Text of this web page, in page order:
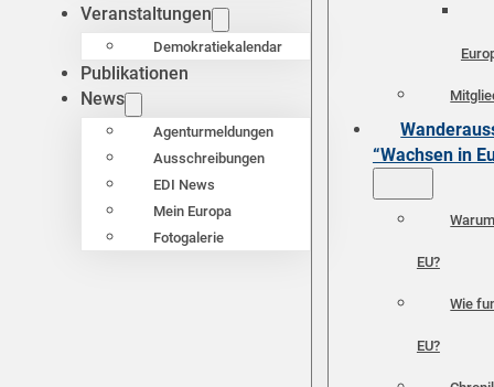
Veranstaltungen
Demokratiekalendar
Publikationen
News
Agenturmeldungen
Ausschreibungen
EDI News
Mein Europa
Fotogalerie
“Wachsen in
EU?
Wie
EU?